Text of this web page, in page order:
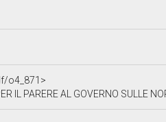
o4_871>
SULLE NORME DELEGATE IN MATERIA DI